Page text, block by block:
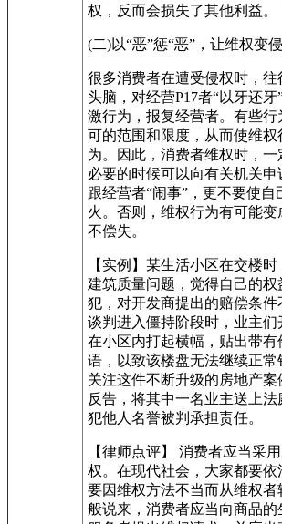
权，反而会损失了其他利益。
(二)以“恶”惩“恶”，让维权变
很多消费者在遭受侵权时，往
头脑，对经营P17者“以牙还
激行为，报复经营者。有些
可的范围和限度，从而使维
为。因此，消费者维权时，
必要的时候可以向有关机关
跟经营者“闹事”，更不要使自
火。否则，维权行为有可能
不偿失。
【实例】某生活小区在交楼
建筑质量问题，觉得自己的权
犯，对开发商提出的赔偿条
谈判进入僵持阶段时，业主
在小区内打起横幅，贴出带
语，以致该楼盘无法继续正
关注这件不断升级的房地产
反告，将其中一名业主送上
犯他人名誉被判承担责任。
【律师点评】 消费者应当采
权。在现代社会，大家都要依
要因维权方法不当而从维权者
般说来，消费者应当向商品的